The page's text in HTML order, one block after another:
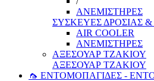
ΑΝΕΜΙΣΤΗΡΕΣ
ΣΥΣΚΕΥΕΣ ΔΡΟΣΙΑΣ
AIR COOLER
ΑΝΕΜΙΣΤΗΡΕΣ
ΑΞΕΣΟΥΑΡ ΤΖΑΚΙΟΥ
ΑΞΕΣΟΥΑΡ ΤΖΑΚΙΟΥ
🦟 ΕΝΤΟΜΟΠΑΓΙΔΕΣ -